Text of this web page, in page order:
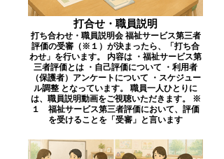
打合せ・職員説明
打ち合わせ・職員説明会 福祉サービス第三者
評価の受審（※１）が決まったら、「打ち合
わせ」を行います。 内容は ・福祉サービス第
三者評価とは ・自己評価について ・利用者
（保護者）アンケートについて ・スケジュー
ル調整 となっています。 職員一人ひとりに
は、職員説明動画をご視聴いただきます。 ※
１ 福祉サービス第三者評価において、評価
を受けることを「受審」と言います